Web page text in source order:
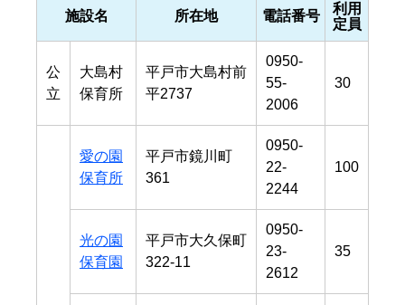
施設名 所在地 電話番号
利用
定員
公
立
大島村
保育所
平戸市大島村前
平2737
0950-
55-
2006
30
愛の園
保育所
平戸市鏡川町
361
0950-
22-
2244
100
光の園
保育園
平戸市大久保町
322-11
0950-
23-
2612
35